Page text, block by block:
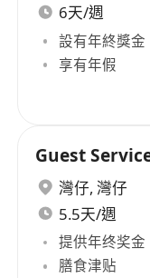
6天/週
設有年終獎金
享有年假
Guest
灣仔, 灣仔
5.5天/週
提供年终奖金
膳食津贴